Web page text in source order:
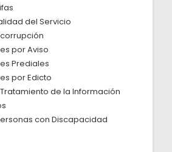
del Servicio
por Aviso
Prediales
por Edicto
de la Información
con Discapacidad